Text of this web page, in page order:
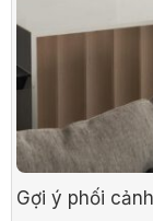
Gợi ý phối